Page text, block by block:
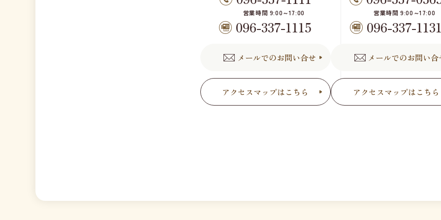
営業時間 9:00～17:00
096-337-1115
メールでのお問い合せ
アクセスマップはこちら
営業時間 9:00～17:00
096-337-
メールでのお問い合
アクセスマップはこちら